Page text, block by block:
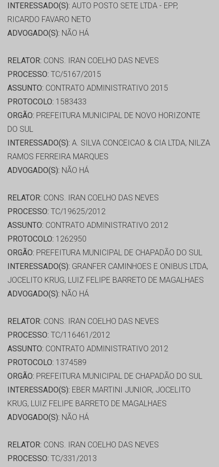
INTERESSADO(S): AUTO POSTO SETE LTDA - EPP,
RICARDO FAVARO NETO
ADVOGADO(S): NÃO HÁ
RELATOR: CONS. IRAN COELHO DAS NEVES
PROCESSO: TC/5167/2015
ASSUNTO: CONTRATO ADMINISTRATIVO 2015
PROTOCOLO: 1583433
ORGÃO: PREFEITURA MUNICIPAL DE NOVO HORIZONTE
DO SUL
INTERESSADO(S): A. SILVA CONCEICAO & CIA LTDA, NILZA
RAMOS FERREIRA MARQUES
ADVOGADO(S): NÃO HÁ
RELATOR: CONS. IRAN COELHO DAS NEVES
PROCESSO: TC/19625/2012
ASSUNTO: CONTRATO ADMINISTRATIVO 2012
PROTOCOLO: 1262950
ORGÃO: PREFEITURA MUNICIPAL DE CHAPADÃO DO SUL
INTERESSADO(S): GRANFER CAMINHOES E ONIBUS LTDA,
JOCELITO KRUG, LUIZ FELIPE BARRETO DE MAGALHAES
ADVOGADO(S): NÃO HÁ
RELATOR: CONS. IRAN COELHO DAS NEVES
PROCESSO: TC/116461/2012
ASSUNTO: CONTRATO ADMINISTRATIVO 2012
PROTOCOLO: 1374589
ORGÃO: PREFEITURA MUNICIPAL DE CHAPADÃO DO SUL
INTERESSADO(S): EBER MARTINI JUNIOR, JOCELITO
KRUG, LUIZ FELIPE BARRETO DE MAGALHAES
ADVOGADO(S): NÃO HÁ
RELATOR: CONS. IRAN COELHO DAS NEVES
PROCESSO: TC/331/2013